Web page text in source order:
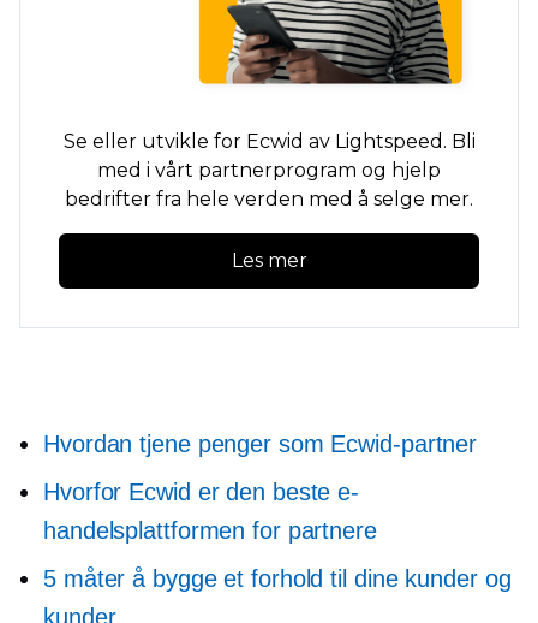
Se eller utvikle for Ecwid av Lightspeed. Bli
med i vårt partnerprogram og hjelp
bedrifter fra hele verden med å selge mer.
Les mer
Hvordan tjene penger som Ecwid-partner
Hvorfor Ecwid er den beste e-
handelsplattformen for partnere
5 måter å bygge et forhold til dine kunder og
kunder